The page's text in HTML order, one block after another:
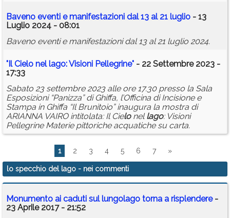
Baveno eventi e manifestazioni dal 13 al 21 luglio - 13
Luglio 2024 - 08:01
Baveno eventi e manifestazioni dal 13 al 21 luglio 2024.
"Il Cielo nellago: Visioni Pellegrine" - 22 Settembre 2023 -
17:33
Sabato 23 settembre 2023 alle ore 17.30 presso la Sala
Esposizioni “Panizza” di Ghiffa, l’Officina di Incisione e
Stampa in Ghiffa “Il Brunitoio” inaugura la mostra di
ARIANNA VAIRO intitolata: Il Cielonellago: Visioni
Pellegrine Materie pittoriche acquatiche su carta.
1 2 3 4 5 6 7 »
lo specchio del lago - nei commenti
Monumento ai caduti sul lungolago torna a risplendere-
23 Aprile 2017 - 21:52